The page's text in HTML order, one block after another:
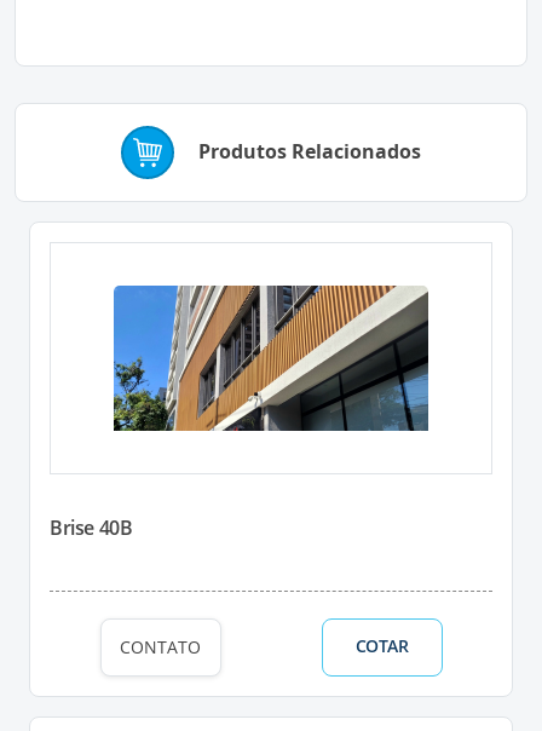
Produtos Relacionados
Brise 40B
CONTATO COTAR